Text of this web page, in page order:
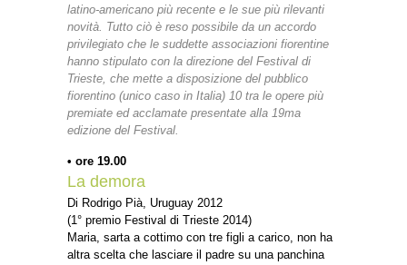
latino-americano più recente e le sue più rilevanti
novità. Tutto ciò è reso possibile da un accordo
privilegiato che le suddette associazioni fiorentine
hanno stipulato con la direzione del Festival di
Trieste, che mette a disposizione del pubblico
fiorentino (unico caso in Italia) 10 tra le opere più
premiate ed acclamate presentate alla 19ma
edizione del Festival.
• ore 19.00
La demora
Di Rodrigo Pià, Uruguay 2012
(1° premio Festival di Trieste 2014)
Maria, sarta a cottimo con tre figli a carico, non ha
altra scelta che lasciare il padre su una panchina